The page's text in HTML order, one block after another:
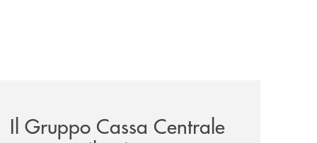
Il Gruppo Cassa Centrale